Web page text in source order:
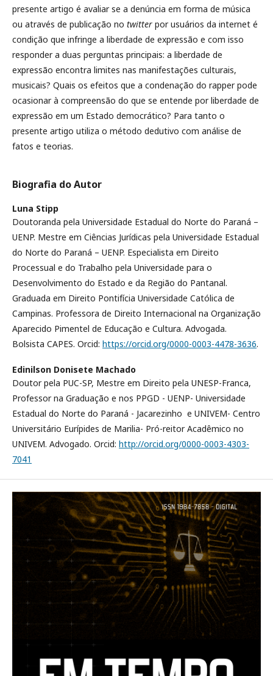
presente artigo é avaliar se a denúncia em forma de música
ou através de publicação no twitter por usuários da internet é
condição que infringe a liberdade de expressão e com isso
responder a duas perguntas principais: a liberdade de
expressão encontra limites nas manifestações culturais,
musicais? Quais os efeitos que a condenação do rapper pode
ocasionar à compreensão do que se entende por liberdade de
expressão em um Estado democrático? Para tanto o
presente artigo utiliza o método dedutivo com análise de
fatos e teorias.
Biografia do Autor
Luna Stipp
Doutoranda pela Universidade Estadual do Norte do Paraná –
UENP. Mestre em Ciências Jurídicas pela Universidade Estadual
do Norte do Paraná – UENP. Especialista em Direito
Processual e do Trabalho pela Universidade para o
Desenvolvimento do Estado e da Região do Pantanal.
Graduada em Direito Pontifícia Universidade Católica de
Campinas. Professora de Direito Internacional na Organização
Aparecido Pimentel de Educação e Cultura. Advogada.
Bolsista CAPES. Orcid: https://orcid.org/0000-0003-4478-3636.
Edinilson Donisete Machado
Doutor pela PUC-SP, Mestre em Direito pela UNESP-Franca,
Professor na Graduação e nos PPGD - UENP- Universidade
Estadual do Norte do Paraná - Jacarezinho e UNIVEM- Centro
Universitário Eurípides de Marilia- Pró-reitor Acadêmico no
UNIVEM. Advogado. Orcid: http://orcid.org/0000-0003-4303-
7041